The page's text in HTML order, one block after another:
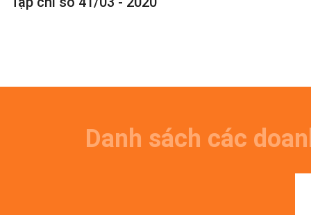
Danh sách các